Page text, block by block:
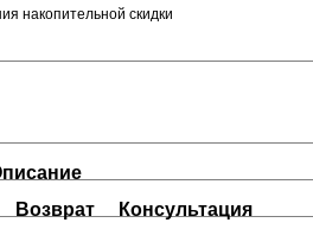
накопительной скидки
Возврат
Консультация